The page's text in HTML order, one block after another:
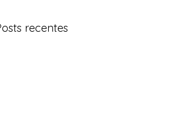
recentes